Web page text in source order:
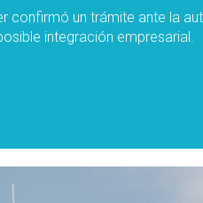
confirmó un trámite ante la
integración empresarial.